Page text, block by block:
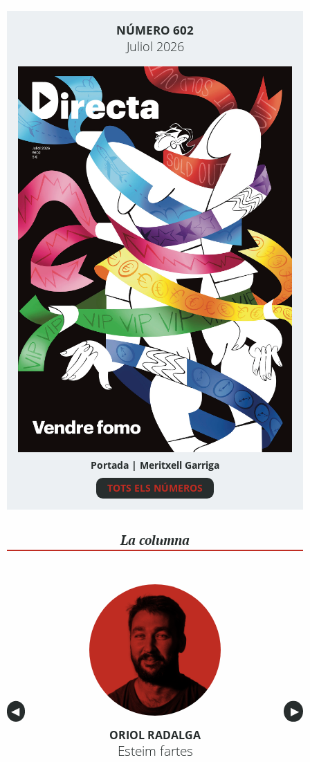
NÚMERO 602
Juliol 2026
Portada | Meritxell Garriga
TOTS ELS NÚMEROS
La columna
Anterior
◀︎ ▶︎
ORIOL RADALGA
Esteim fartes